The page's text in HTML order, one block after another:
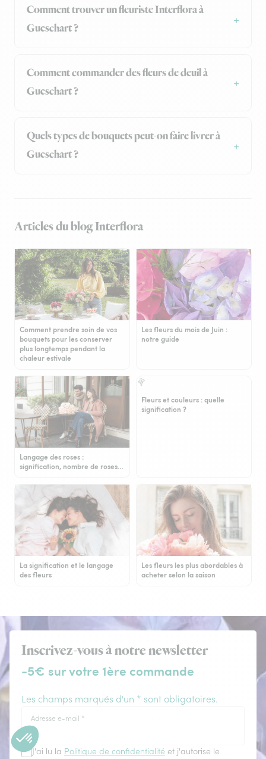
Comment trouver un fleuriste Interflora à
Gueschart ?
Comment commander des fleurs de deuil à
Gueschart ?
Quels types de bouquets peut-on faire livrer à
Gueschart ?
Articles du blog Interflora
Comment prendre soin de vos
bouquets pour les conserver
plus longtemps pendant la
chaleur estivale
Les fleurs du mois de Juin :
notre guide
Langage des roses :
signification, nombre de roses…
Fleurs et couleurs : quelle
signification ?
La signification et le langage
des fleurs
Les fleurs les plus abordables à
acheter selon la saison
Inscrivez-vous à notre newsletter
-5€ sur votre 1ère commande
Les champs marqués d'un * sont obligatoires.
Adresse e-mail *
J'ai lu la Politique de confidentialité et j'autorise le